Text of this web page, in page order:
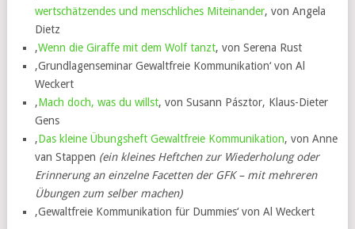
wertschätzendes und menschliches Miteinander‚ von Angela
Dietz
‚Wenn die Giraffe mit dem Wolf tanzt‚ von Serena Rust
‚Grundlagenseminar Gewaltfreie Kommunikation‘ von Al
Weckert
‚Mach doch, was du willst‚ von Susann Pásztor, Klaus-Dieter
Gens
‚Das kleine Übungsheft Gewaltfreie Kommunikation‚ von Anne
van Stappen (ein kleines Heftchen zur Wiederholung oder
Erinnerung an einzelne Facetten der GFK – mit mehreren
Übungen zum selber machen)
‚Gewaltfreie Kommunikation für Dummies‘ von Al Weckert